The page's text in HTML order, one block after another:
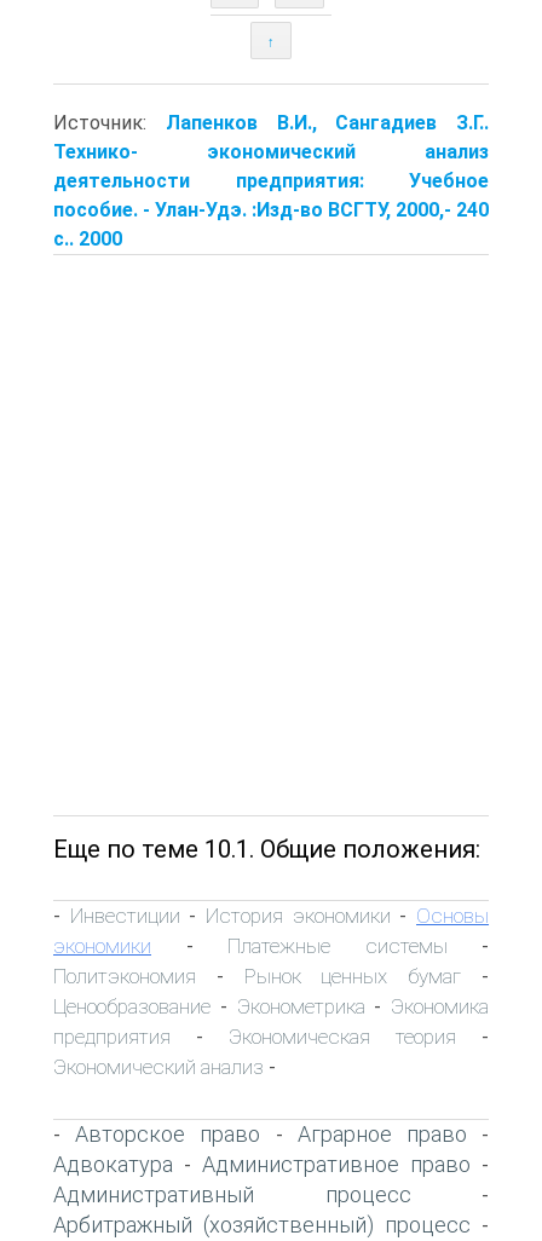
↑
Источник: Лапенков В.И., Сангадиев З.Г..
Технико- экономический анализ
деятельности предприятия: Учебное
пособие. - Улан-Удэ. :Изд-во ВСГТУ, 2000,- 240
с.. 2000
Еще по теме 10.1. Общие положения:
- Инвестиции - История экономики - Основы
экономики - Платежные системы -
Политэкономия - Рынок ценных бумаг -
Ценообразование - Эконометрика - Экономика
предприятия - Экономическая теория -
Экономический анализ -
-Авторское право - Аграрное право -
Адвокатура - Административное право -
Административный процесс -
Арбитражный (хозяйственный) процесс -